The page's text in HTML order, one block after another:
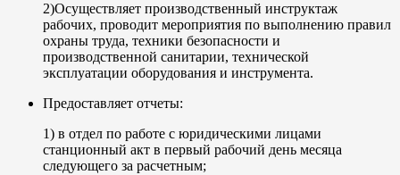
2)Осуществляет производственный инструктаж
рабочих, проводит мероприятия по выполнению правил
охраны труда, техники безопасности и
производственной санитарии, технической
эксплуатации оборудования и инструмента.
Предоставляет отчеты:
1) в отдел по работе с юридическими лицами
станционный акт в первый рабочий день месяца
следующего за расчетным;